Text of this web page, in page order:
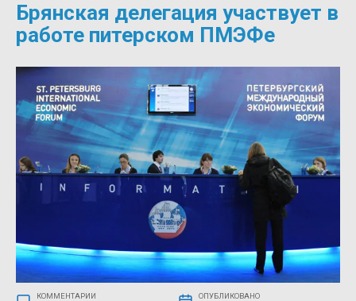
Брянская делегация участвует в
работе питерском ПМЭФе
КОММЕНТАРИИ ОПУБЛИКОВАНО